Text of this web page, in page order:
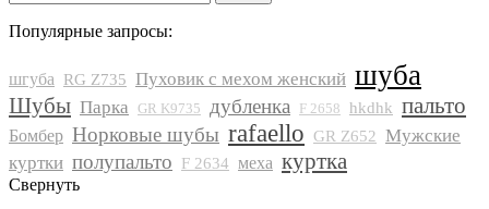
Популярные запросы:
шгуба RG Z735 Пуховик с мехом женский шуба
Шубы Парка GR K9735 дубленка F 2658 hkdhk пальто
Бомбер Норковые шубы rafaello GR Z652 Мужские
куртки полупальто F 2634 меха куртка
Свернуть